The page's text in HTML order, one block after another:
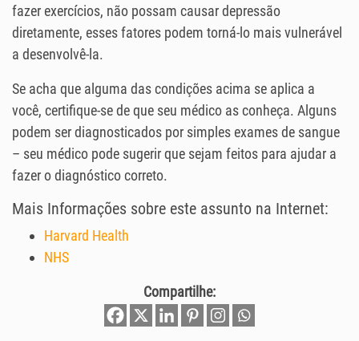
fazer exercícios, não possam causar depressão
diretamente, esses fatores podem torná-lo mais vulnerável
a desenvolvê-la.
Se acha que alguma das condições acima se aplica a
você, certifique-se de que seu médico as conheça. Alguns
podem ser diagnosticados por simples exames de sangue
– seu médico pode sugerir que sejam feitos para ajudar a
fazer o diagnóstico correto.
Mais Informações sobre este assunto na Internet:
Harvard Health
NHS
Compartilhe: